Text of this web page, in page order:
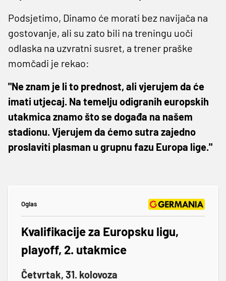
Podsjetimo, Dinamo će morati bez navijača na
gostovanje, ali su zato bili na treningu uoči
odlaska na uzvratni susret, a trener praške
momčadi je rekao:
"Ne znam je li to prednost, ali vjerujem da će
imati utjecaj. Na temelju odigranih europskih
utakmica znamo što se događa na našem
stadionu. Vjerujem da ćemo sutra zajedno
proslaviti plasman u grupnu fazu Europa lige."
Oglas
Kvalifikacije za Europsku ligu,
playoff, 2. utakmice
Četvrtak, 31. kolovoza